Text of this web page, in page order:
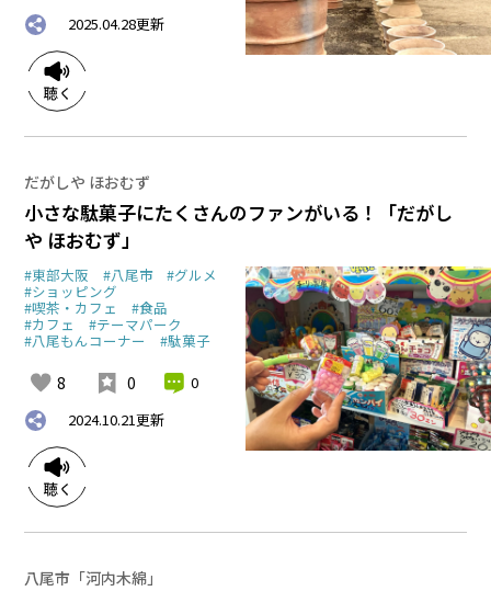
2025.04.28更新
だがしや ほおむず
小さな駄菓子にたくさんのファンがいる！「だがし
や ほおむず」
#東部大阪 #八尾市 #グルメ
#ショッピング
#喫茶・カフェ #食品
#カフェ #テーマパーク
#八尾もんコーナー #駄菓子
8 0
0
2024.10.21更新
八尾市「河内木綿」